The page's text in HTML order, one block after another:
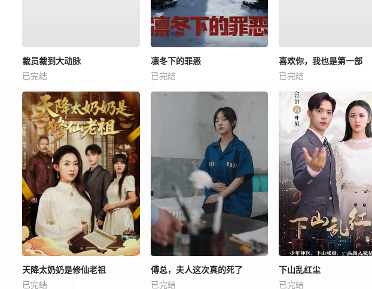
裁员裁到大动脉
已完结
凛冬下的罪恶
已完结
喜欢你，我也是第一部
已完结
天降太奶奶是修仙老祖
已完结
傅总，夫人这次真的死了
已完结
下山乱红尘
已完结